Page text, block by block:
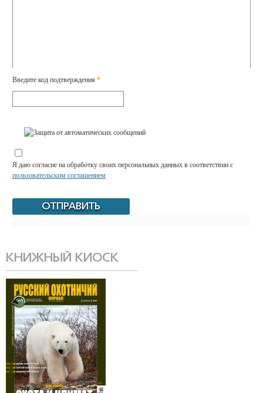
Введите код подтверждения *
Я даю согласие на обработку своих персональных данных в соответствии с
пользовательским соглашением
КНИЖНЫЙ КИОСК